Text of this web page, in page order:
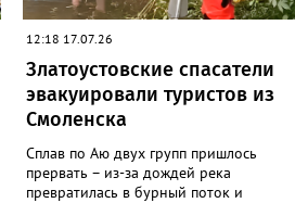
12:18 17.07.26
Златоустовские спасатели
эвакуировали туристов из
Смоленска
Сплав по Аю двух групп пришлось
прервать – из-за дождей река
превратилась в бурный поток и